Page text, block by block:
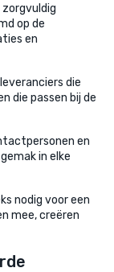
op de
en
die
die passen bij de
en
in elke
nodig voor een
mee, creëren